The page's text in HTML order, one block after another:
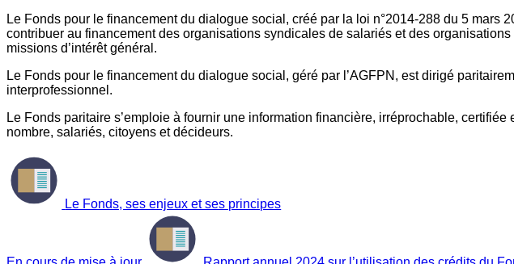
Le Fonds pour le financement du dialogue social, créé par la loi n°2014-288 du 5
contribuer au financement des organisations syndicales de salariés et des
missions d’intérêt général.
Le Fonds pour le financement du dialogue social, géré par l’AGFPN, est dirigé
interprofessionnel.
Le Fonds paritaire s’emploie à fournir une information financière, irréprochable,
nombre, salariés, citoyens et décideurs.
Le Fonds, ses enjeux et ses principes